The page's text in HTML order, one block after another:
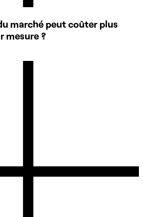
marché peut coûter plus
mesure ?